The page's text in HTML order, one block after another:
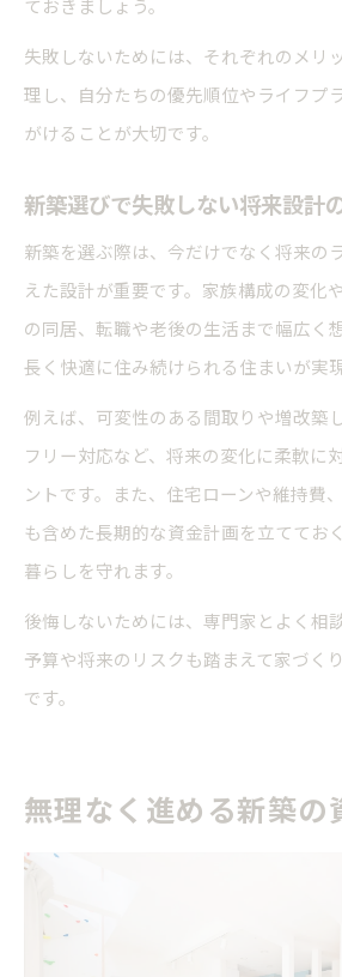
ておきましょう。
失敗しないためには、それぞれのメリ
理し、自分たちの優先順位やライフプ
がけることが大切です。
新築選びで失敗しない将来設計
新築を選ぶ際は、今だけでなく将来の
えた設計が重要です。家族構成の変化
の同居、転職や老後の生活まで幅広く
長く快適に住み続けられる住まいが実現
例えば、可変性のある間取りや増改築
フリー対応など、将来の変化に柔軟に
ントです。また、住宅ローンや維持費
も含めた長期的な資金計画を立ててお
暮らしを守れます。
後悔しないためには、専門家とよく相
予算や将来のリスクも踏まえて家づく
です。
無理なく進める新築の